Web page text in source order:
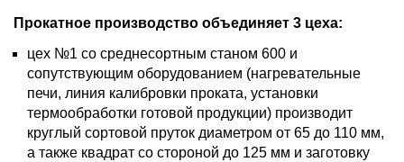
Прокатное производство объединяет 3 цеха:
цех №1 со среднесортным станом 600 и
сопутствующим оборудованием (нагревательные
печи, линия калибровки проката, установки
термообработки готовой продукции) производит
круглый сортовой пруток диаметром от 65 до 110 мм,
а также квадрат со стороной до 125 мм и заготовку